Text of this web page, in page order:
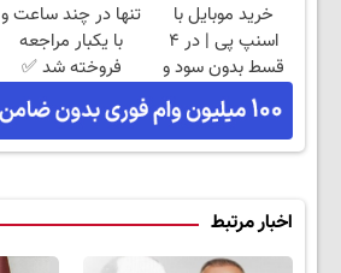
خرید موبایل با
اسنپ پی | در ۴
قسط بدون سود و
کارمزد!
تنها در چند ساعت و
با یکبار مراجعه
فروخته شد ✅
اخبار مرتبط